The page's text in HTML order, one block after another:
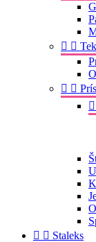
 
 

  Staleks